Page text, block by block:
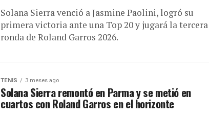
Solana Sierra venció a Jasmine Paolini, logró su
primera victoria ante una Top 20 y jugará la tercera
ronda de Roland Garros 2026.
TENIS 3 meses ago
Solana Sierra remontó en Parma y se metió en
cuartos con Roland Garros en el horizonte